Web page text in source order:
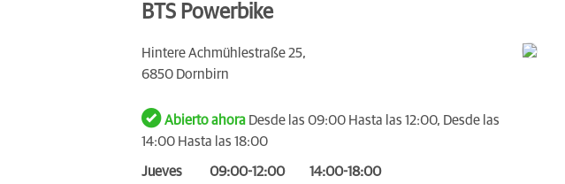
BTS Powerbike
Hintere Achmühlestraße 25,
6850 Dornbirn
Abierto ahora Desde las 09:00 Hasta las 12:00, Desde las
14:00 Hasta las 18:00
Jueves 09:00-12:00
14:00-18:00